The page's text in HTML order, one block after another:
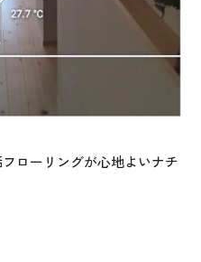
ローリングが心地よいナチ